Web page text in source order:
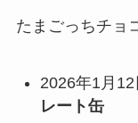
たまごっちチョ
2026年1月
レート缶